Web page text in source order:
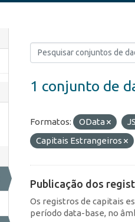
1 conjunto de
Formatos: OData
Capitais Estrangeiros
Publicação dos
Os registros de capitais
período data-base, no